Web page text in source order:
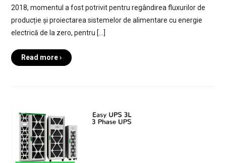
2018, momentul a fost potrivit pentru regândirea fluxurilor de
producție și proiectarea sistemelor de alimentare cu energie
electrică de la zero, pentru […]
Read more ›